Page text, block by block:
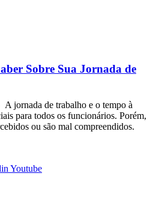
Sobre Sua Jornada de
jornada de trabalho e o tempo à
para todos os funcionários. Porém,
ou são mal compreendidos.
Youtube